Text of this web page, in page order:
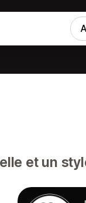
et un